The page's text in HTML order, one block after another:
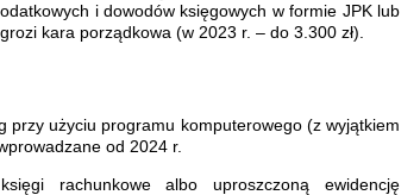
i dowodów księgowych w formie JPK lub
kara porządkowa (w 2023 r. – do 3.300 zł).
przy użyciu programu komputerowego (z wyjątkiem
od 2024 r.
rachunkowe albo uproszczoną ewidencję